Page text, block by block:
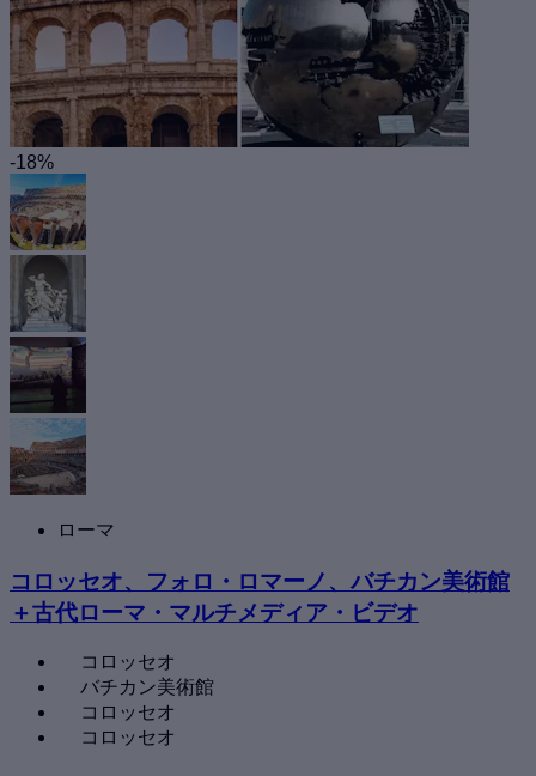
-18%
ローマ
コロッセオ、フォロ・ロマーノ、バチカン美術館
＋古代ローマ・マルチメディア・ビデオ
コロッセオ
バチカン美術館
コロッセオ
コロッセオ